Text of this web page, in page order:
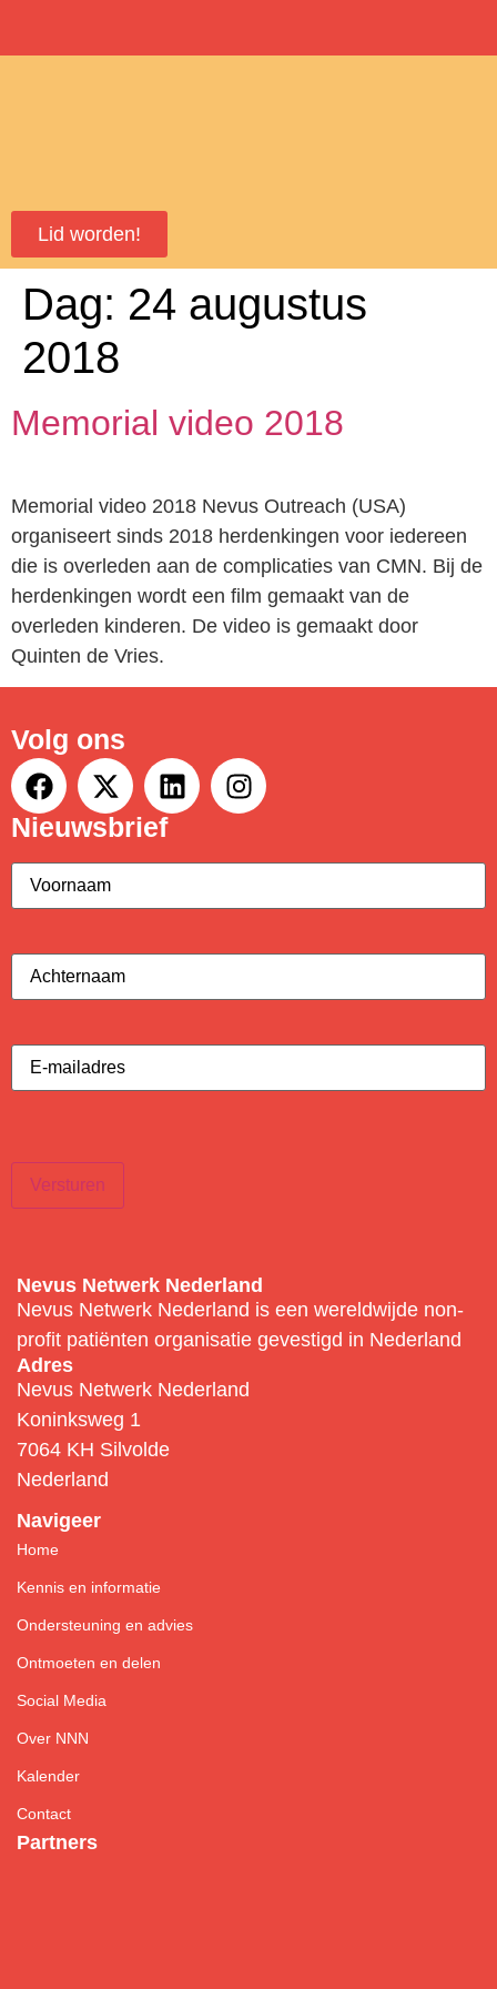
Lid worden!
Dag: 24 augustus
2018
Memorial video 2018
Memorial video 2018 Nevus Outreach (USA)
organiseert sinds 2018 herdenkingen voor iedereen
die is overleden aan de complicaties van CMN. Bij de
herdenkingen wordt een film gemaakt van de
overleden kinderen. De video is gemaakt door
Quinten de Vries.
Volg ons
Nieuwsbrief
Voornaam(Vereist)
Achternaam(Vereist)
E-
mailadres(Vereist)
Versturen
Nevus Netwerk Nederland
Nevus Netwerk Nederland is een wereldwijde non-
profit patiënten organisatie gevestigd in Nederland
Adres
Nevus Netwerk Nederland
Koninksweg 1
7064 KH Silvolde
Nederland
Navigeer
Home
Kennis en informatie
Ondersteuning en advies
Ontmoeten en delen
Social Media
Over NNN
Kalender
Contact
Partners